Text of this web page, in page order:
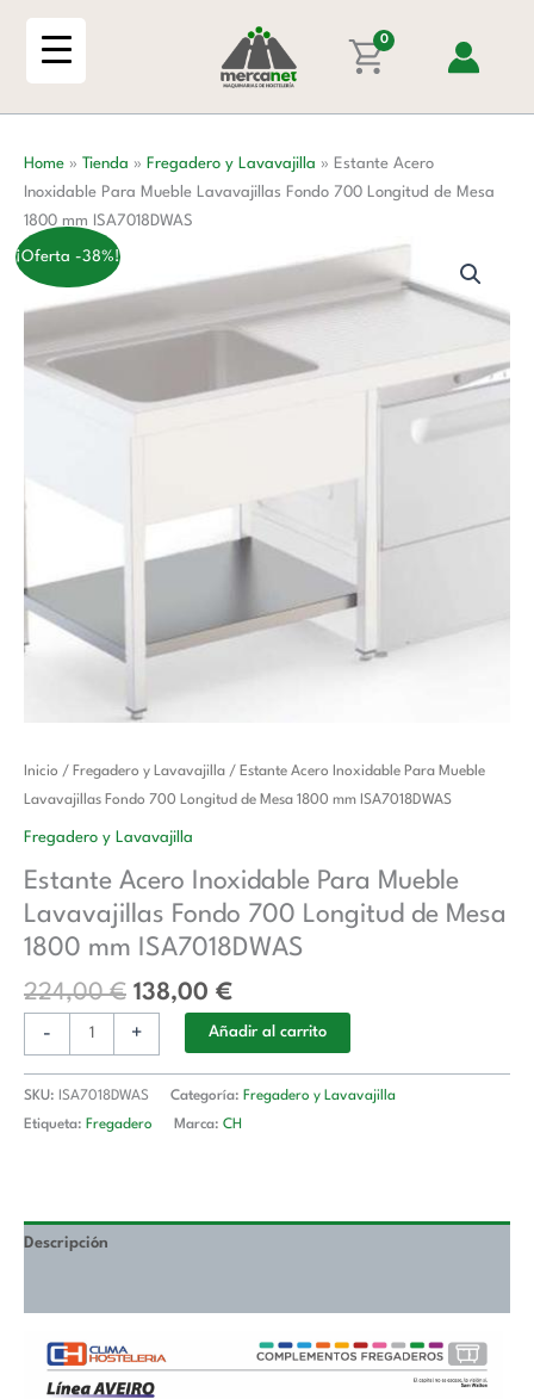
0
Home » Tienda » Fregadero y Lavavajilla » Estante Acero
Inoxidable Para Mueble Lavavajillas Fondo 700 Longitud de Mesa
1800 mm ISA7018DWAS
¡Oferta -38%!
Inicio / Fregadero y Lavavajilla / Estante Acero Inoxidable Para Mueble
Lavavajillas Fondo 700 Longitud de Mesa 1800 mm ISA7018DWAS
Fregadero y Lavavajilla
Estante Acero Inoxidable Para Mueble
Lavavajillas Fondo 700 Longitud de Mesa
1800 mm ISA7018DWAS
224,00€
El
precio
original
224,00 €.
138,00 €
El
precio
138,00 €.
-
Estante
Acero
Inoxidable
Mueble
Lavavajillas
Fondo
Longitud
Mesa
+ Añadir al carrito
SKU: ISA7018DWAS Categoría: Fregadero y Lavavajilla
Etiqueta: Fregadero Marca: CH
Descripción
Mueble
Lavavajillas
Fondo
Longitud
de
Mesa
1800
mm
ISA7018DWAS
cantidad